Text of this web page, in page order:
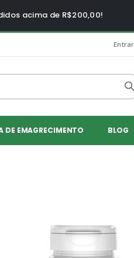
acima de R$200,00!
Entrar
DE EMAGRECIMENTO BLOG